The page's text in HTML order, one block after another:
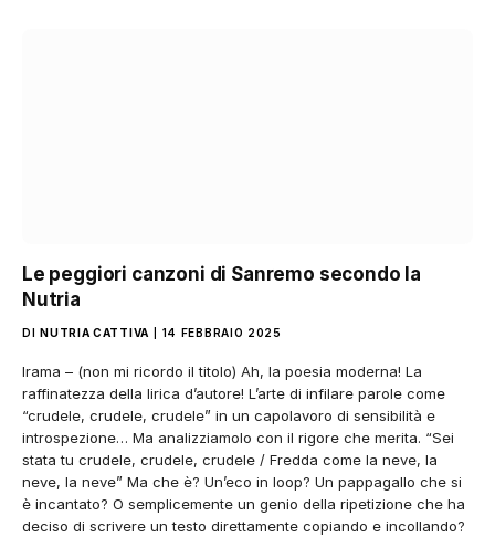
Le peggiori canzoni di Sanremo secondo la
Nutria
DI NUTRIA CATTIVA 14 FEBBRAIO 2025
Irama – (non mi ricordo il titolo) Ah, la poesia moderna! La
raffinatezza della lirica d’autore! L’arte di infilare parole come
“crudele, crudele, crudele” in un capolavoro di sensibilità e
introspezione… Ma analizziamolo con il rigore che merita. “Sei
stata tu crudele, crudele, crudele / Fredda come la neve, la
neve, la neve” Ma che è? Un’eco in loop? Un pappagallo che si
è incantato? O semplicemente un genio della ripetizione che ha
deciso di scrivere un testo direttamente copiando e incollando?